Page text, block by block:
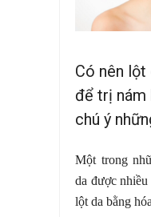
Có nên lột
để trị nám
chú ý
Một trong
da được
lột da bằng